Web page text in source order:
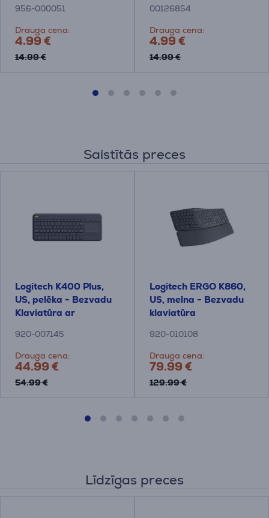
956-000051
Drauga cena:
4.99 €
14.99 €
00126854
Drauga cena:
4.99 €
14.99 €
Saistītās preces
Logitech K400 Plus,
US, pelēka - Bezvadu
Klaviatūra ar
920-007145
Drauga cena:
44.99 €
54.99 €
Logitech ERGO K860,
US, melna - Bezvadu
klaviatūra
920-010108
Drauga cena:
79.99 €
129.99 €
Līdzīgas preces